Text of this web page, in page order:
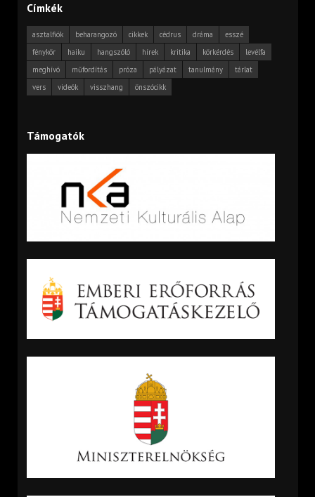
Címkék
asztalfiók beharangozó cikkek cédrus dráma
esszé
fénykör
haiku hangszóló hírek kritika körkérdés
levélfa
meghívó
műfordítás próza pályázat tanulmány
tárlat
vers
videók visszhang önszócikk
Támogatók